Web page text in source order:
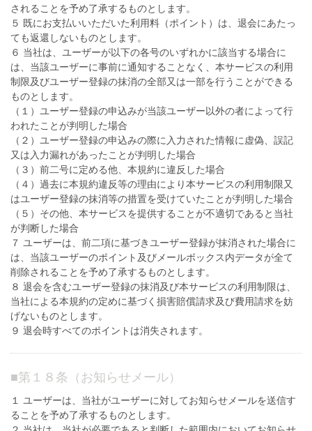
されることを予め了承するものとします。
５ 既にお支払いいただいた利用料（ポイント）は、退会にあたっ
ても返還しないものとします。
６ 当社は、ユーザーが以下の各号のいずれかに該当する場合に
は、当該ユーザーに事前に通知することなく、本サービスの利用
制限及びユーザー登録の抹消の全部又は一部を行うことができる
ものとします。
（１）ユーザー登録の申込みが当該ユーザー以外の者によって行
われたことが判明した場合
（２）ユーザー登録の申込みの際に入力された情報に虚偽、誤記
又は入力漏れがあったことが判明した場合
（３）前二号に定める他、本規約に違反した場合
（４）過去に本規約違反等の理由により本サービスの利用制限又
はユーザー登録の抹消等の措置を受けていたことが判明した場合
（５）その他、本サービスを提供することが不適切であると当社
が判断した場合
７ ユーザーは、前二項に基づきユーザー登録が抹消された場合に
は、当該ユーザーのポイント及びメールボックス内データが全て
削除されることを予め了承するものとします。
８ 退会を含むユーザー登録の抹消及び本サービスの利用制限は、
当社による本規約の定めに基づく損害賠償請求及び費用請求を妨
げないものとします。
９ 退会時すべてのポイントは消失されます。
■第１８条（お知らせメール）
１ ユーザーは、当社がユーザーに対してお知らせメールを送信す
ることを予め了承するものとします。